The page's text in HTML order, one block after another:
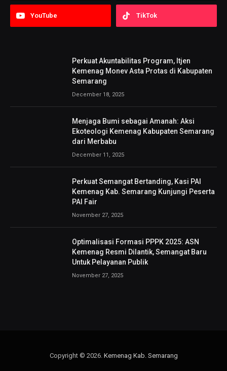
YouTube TikTok
Perkuat Akuntabilitas Program, Itjen
Kemenag Monev Asta Protas di Kabupaten
Semarang
December 18, 2025
Menjaga Bumi sebagai Amanah: Aksi
Ekoteologi Kemenag Kabupaten Semarang
dari Merbabu
December 11, 2025
Perkuat Semangat Bertanding, Kasi PAI
Kemenag Kab. Semarang Kunjungi Peserta
PAI Fair
November 27, 2025
Optimalisasi Formasi PPPK 2025: ASN
Kemenag Resmi Dilantik, Semangat Baru
Untuk Pelayanan Publik
November 27, 2025
Copyright © 2026. Kemenag Kab. Semarang